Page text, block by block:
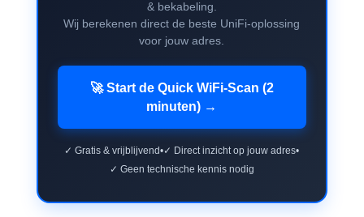
& bekabeling.
Wij berekenen direct de beste UniFi-oplossing
voor jouw adres.
🚀 Start de Quick WiFi-Scan (2
minuten) →
✓ Gratis & vrijblijvend•✓ Direct inzicht op jouw adres•
✓ Geen technische kennis nodig